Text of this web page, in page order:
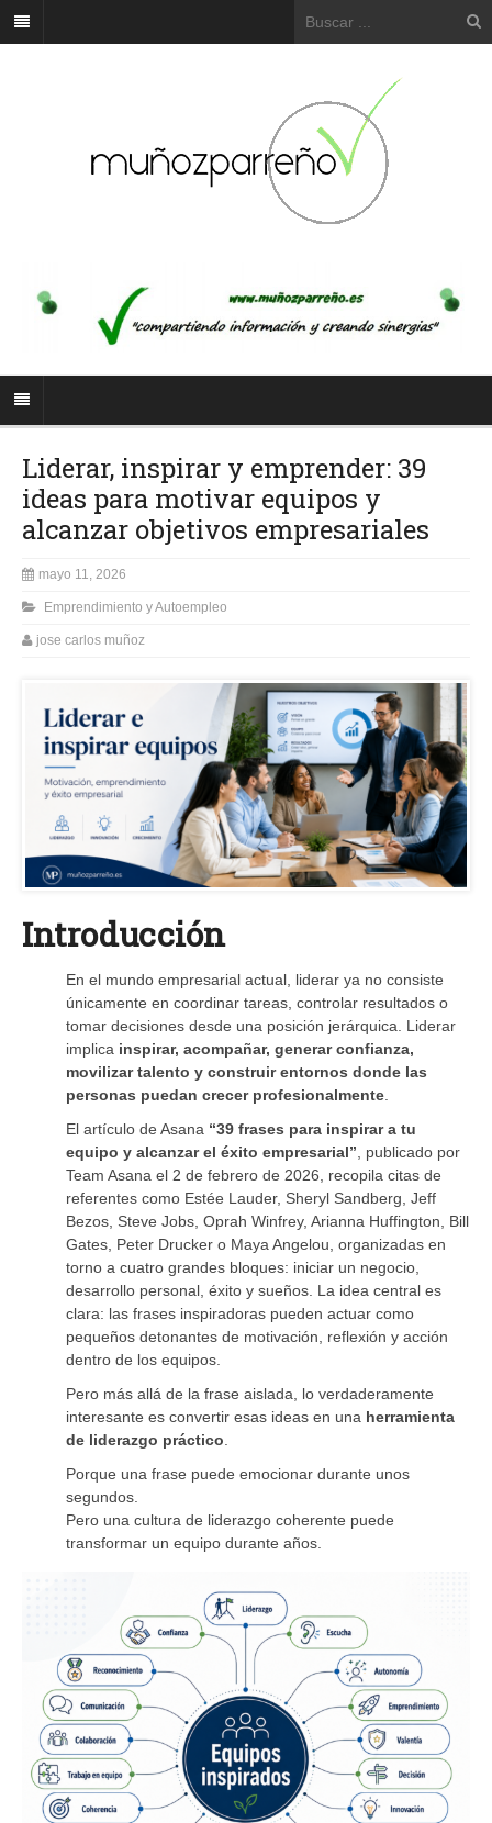
Liderar, inspirar y emprender: 39
ideas para motivar equipos y
alcanzar objetivos empresariales
mayo 11, 2026
Emprendimiento y Autoempleo
jose carlos muñoz
Introducción
En el mundo empresarial actual, liderar ya no consiste
únicamente en coordinar tareas, controlar resultados o
tomar decisiones desde una posición jerárquica. Liderar
implica inspirar, acompañar, generar confianza,
movilizar talento y construir entornos donde las
personas puedan crecer profesionalmente
El artículo de Asana “39 frases para inspirar a tu
equipo y alcanzar el éxito empresarial” , publicado por
Team Asana el 2 de febrero de 2026, recopila citas de
referentes como Estée Lauder, Sheryl Sandberg, Jeff
Bezos, Steve Jobs, Oprah Winfrey, Arianna Huffington, Bill
Gates, Peter Drucker o Maya Angelou, organizadas en
torno a cuatro grandes bloques: iniciar un negocio,
desarrollo personal, éxito y sueños. La idea central es
clara: las frases inspiradoras pueden actuar como
pequeños detonantes de motivación, reflexión y acción
dentro de los equipos.
Pero más allá de la frase aislada, lo verdaderamente
interesante es convertir esas ideas en una herramienta
de liderazgo práctico
Porque una frase puede emocionar durante unos
segundos.
Pero una cultura de liderazgo coherente puede
transformar un equipo durante años.